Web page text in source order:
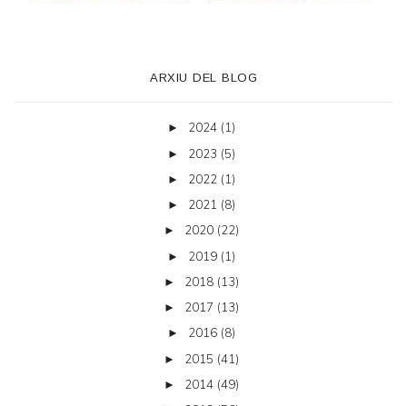
ARXIU DEL BLOG
► 2024 (1)
► 2023 (5)
► 2022 (1)
► 2021 (8)
► 2020 (22)
► 2019 (1)
► 2018 (13)
► 2017 (13)
► 2016 (8)
► 2015 (41)
► 2014 (49)